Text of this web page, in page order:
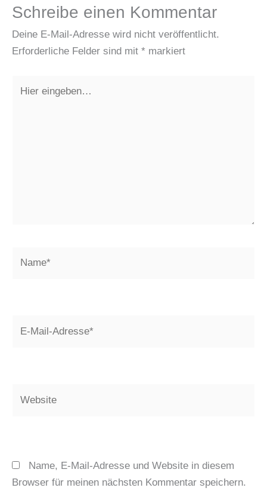
Schreibe einen Kommentar
Deine E-Mail-Adresse wird nicht veröffentlicht.
Erforderliche Felder sind mit * markiert
eingeben…
Name, E-Mail-Adresse und Website in diesem
Browser für meinen nächsten Kommentar speichern.